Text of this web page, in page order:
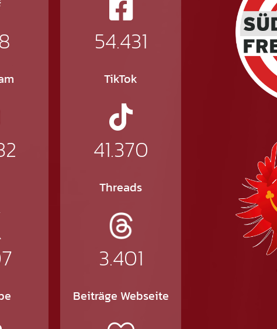
54.431
TikTok
41.370
Threads
3.401
Beiträge Webseite